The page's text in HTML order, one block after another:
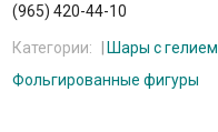
(965) 420-44-10
Категории: Шары с гелием
Фольгированные фигуры